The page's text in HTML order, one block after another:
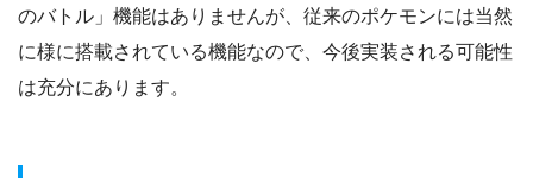
のバトル」機能はありませんが、従来のポケモンには当然
に様に搭載されている機能なので、今後実装される可能性
は充分にあります。